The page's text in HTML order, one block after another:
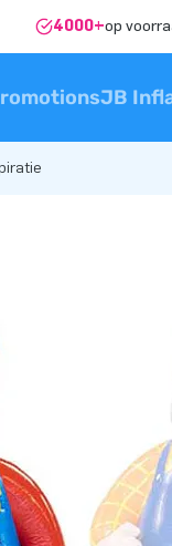
4000+op
JB